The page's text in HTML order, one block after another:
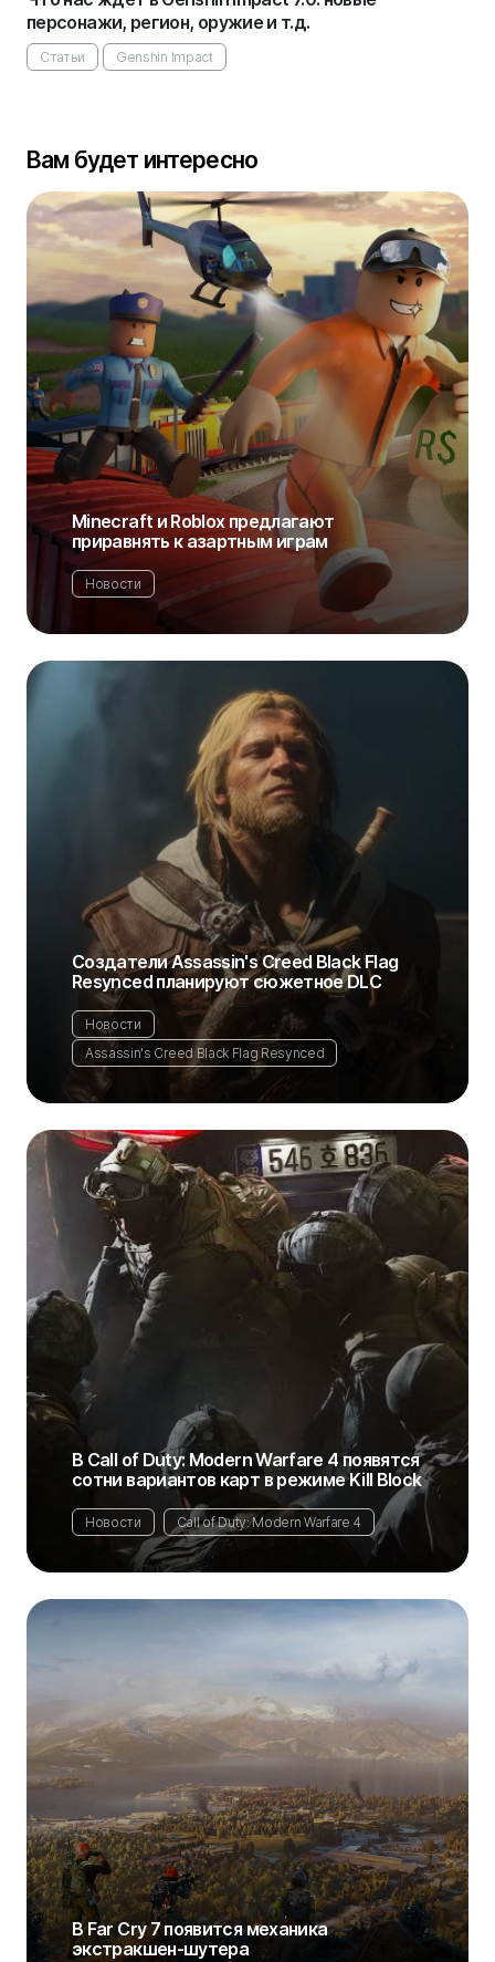
персонажи, регион, оружие и т.д.
Статьи Genshin Impact
Вам будет интересно
Minecraft и Roblox предлагают
приравнять к азартным играм
Новости
Создатели Assassin's Creed Black Flag
Resynced планируют сюжетное DLC
Новости
Assassin's Creed Black Flag Resynced
В Call of Duty: Modern Warfare 4 появятся
сотни вариантов карт в режиме Kill Block
Новости Call of Duty: Modern Warfare 4
В Far Cry 7 появится механика
экстракшен-шутера